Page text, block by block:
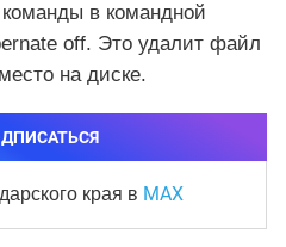
в командной
off. Это удалит файл
на диске.
края в MAX